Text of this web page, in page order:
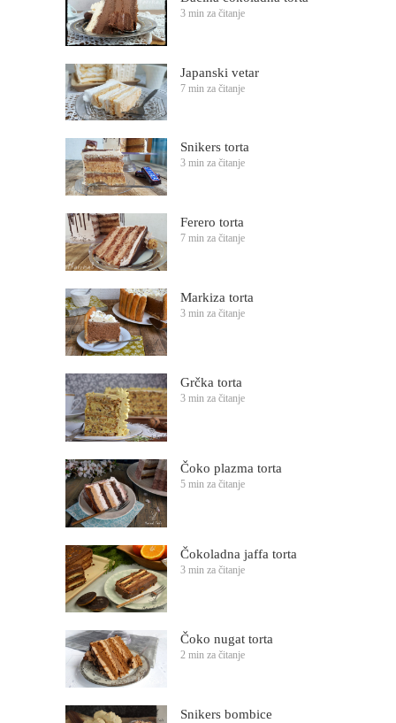
3 min za čitanje
Japanski vetar
7 min za čitanje
Snikers torta
3 min za čitanje
Ferero torta
7 min za čitanje
Markiza torta
3 min za čitanje
Grčka torta
3 min za čitanje
Čoko plazma torta
5 min za čitanje
Čokoladna jaffa torta
3 min za čitanje
Čoko nugat torta
2 min za čitanje
Snikers bombice